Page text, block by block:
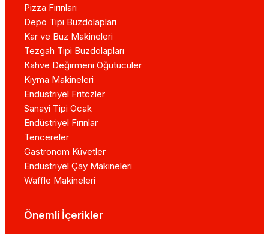
Pizza Fırınları
Depo Tipi Buzdolapları
Kar ve Buz Makineleri
Tezgah Tipi Buzdolapları
Kahve Değirmeni Öğütücüler
Kıyma Makineleri
Endüstriyel Fritözler
Sanayi Tipi Ocak
Endüstriyel Fırınlar
Tencereler
Gastronom Küvetler
Endüstriyel Çay Makineleri
Waffle Makineleri
Önemli İçerikler